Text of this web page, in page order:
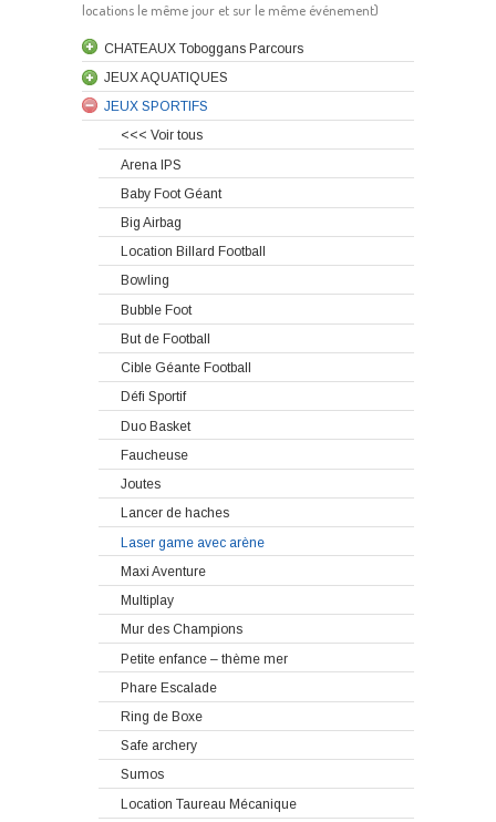
locations le même jour et sur le même événement)
CHATEAUX Toboggans Parcours
JEUX AQUATIQUES
JEUX SPORTIFS
<<< Voir tous
Arena IPS
Baby Foot Géant
Big Airbag
Location Billard Football
Bowling
Bubble Foot
But de Football
Cible Géante Football
Défi Sportif
Duo Basket
Faucheuse
Joutes
Lancer de haches
Laser game avec arène
Maxi Aventure
Multiplay
Mur des Champions
Petite enfance – thème mer
Phare Escalade
Ring de Boxe
Safe archery
Sumos
Location Taureau Mécanique